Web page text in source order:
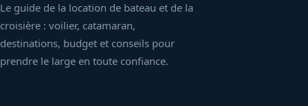
Le guide de la location de bateau et de la
croisière : voilier, catamaran,
destinations, budget et conseils pour
prendre le large en toute confiance.